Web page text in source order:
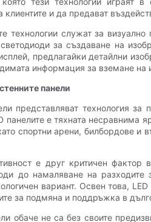
клиентите и да предават
технологии служат за
за създаване на
предлагайки детайлни
информация за вземане
панели
представляват технология
панелите е тяхната несравнима
спортни арени, билбордове и
е друг критичен фактор
до намаляване на разходите
вариант. Освен това,
за подмяна и поддръжка в
обаче не са без своите